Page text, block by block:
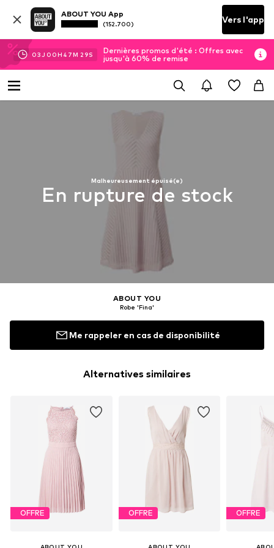
ABOUT YOU App
(152.700) Vers l'app
03J 00H 47M 29S
Dernières promos d'été : Offres avec
jusqu'à 60% de remise
Malheureusement épuisé(e)
En rupture de stock
ABOUT YOU
Robe 'Fina'
Me rappeler en cas de disponibilité
Alternatives similaires
OFFRE OFFRE OFFRE